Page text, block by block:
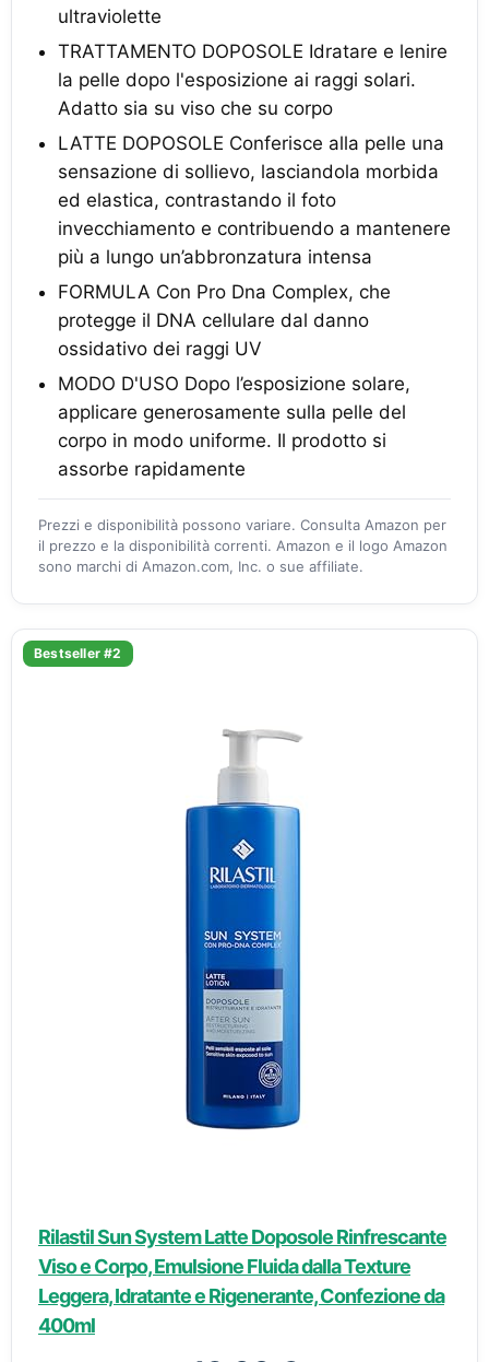
ultraviolette
TRATTAMENTO DOPOSOLE Idratare e lenire
la pelle dopo l'esposizione ai raggi solari.
Adatto sia su viso che su corpo
LATTE DOPOSOLE Conferisce alla pelle una
sensazione di sollievo, lasciandola morbida
ed elastica, contrastando il foto
invecchiamento e contribuendo a mantenere
più a lungo un’abbronzatura intensa
FORMULA Con Pro Dna Complex, che
protegge il DNA cellulare dal danno
ossidativo dei raggi UV
MODO D'USO Dopo l’esposizione solare,
applicare generosamente sulla pelle del
corpo in modo uniforme. Il prodotto si
assorbe rapidamente
Prezzi e disponibilità possono variare. Consulta Amazon per
il prezzo e la disponibilità correnti. Amazon e il logo Amazon
sono marchi di Amazon.com, Inc. o sue affiliate.
Bestseller #2
Rilastil Sun System Latte Doposole Rinfrescante
Viso e Corpo, Emulsione Fluida dalla Texture
Leggera, Idratante e Rigenerante, Confezione da
400ml